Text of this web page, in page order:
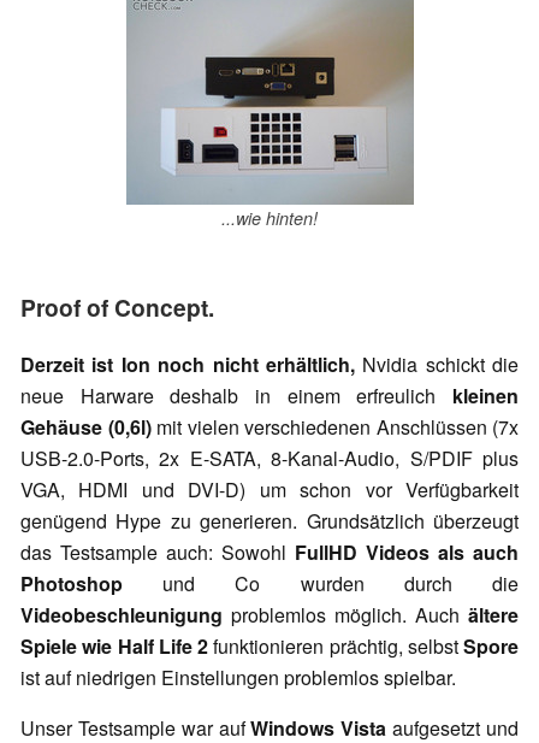
...wie hinten!
Proof of Concept.
Derzeit ist Ion noch nicht erhältlich,Nvidia schickt die
neue Harware deshalb in einem erfreulich kleinen
Gehäuse (0,6l) mit vielen verschiedenen Anschlüssen (7x
USB-2.0-Ports, 2x E-SATA, 8-Kanal-Audio, S/PDIF plus
VGA, HDMI und DVI-D) um schon vor Verfügbarkeit
genügend Hype zu generieren. Grundsätzlich überzeugt
das Testsample auch: Sowohl FullHD Videos als auch
Photoshop und Co wurden durch die
Videobeschleunigung problemlos möglich. Auch ältere
Spiele wie Half Life 2funktionieren prächtig, selbstSpore
ist auf niedrigen Einstellungen problemlos spielbar.
Unser Testsample war aufWindows Vista aufgesetzt und